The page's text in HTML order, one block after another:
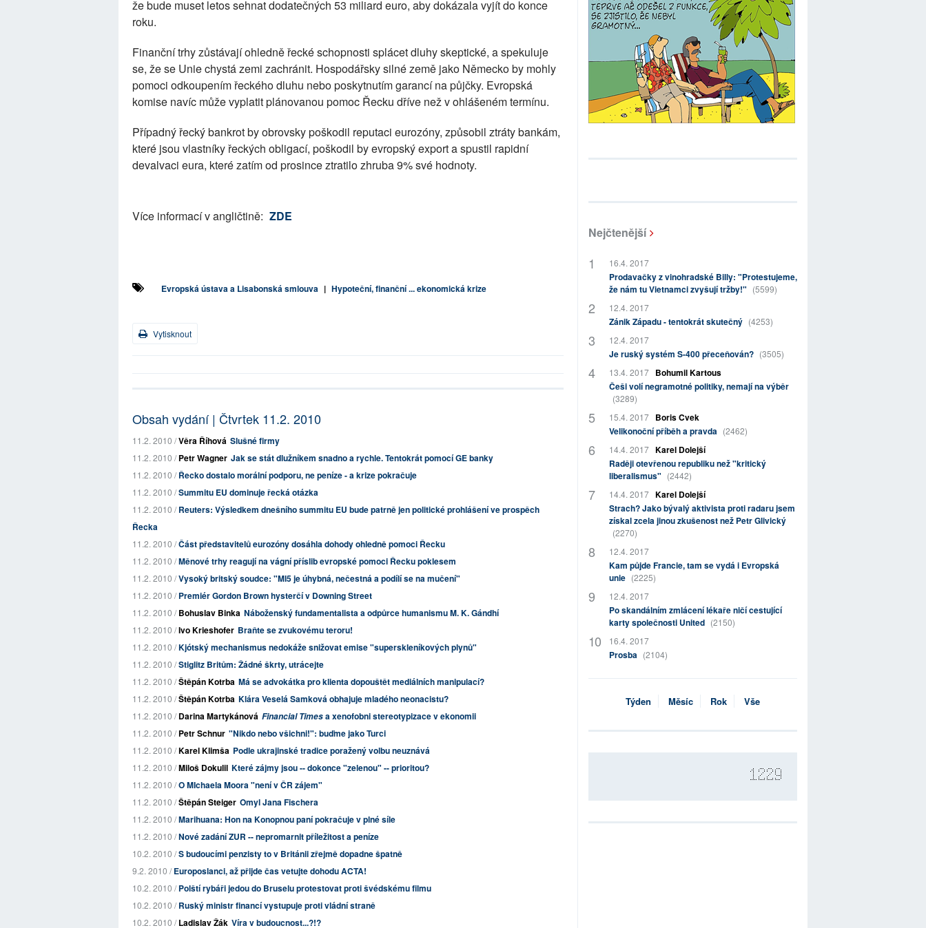
že bude muset letos sehnat dodatečných 53 miliard euro, aby dokázala vyjít do konce
roku.
Finanční trhy zůstávají ohledně řecké schopnosti splácet dluhy skeptické, a spekuluje
se, že se Unie chystá zemi zachránit. Hospodářsky silné země jako Německo by mohly
pomoci odkoupením řeckého dluhu nebo poskytnutím garancí na půjčky. Evropská
komise navíc může vyplatit plánovanou pomoc Řecku dříve než v ohlášeném termínu.
Případný řecký bankrot by obrovsky poškodil reputaci eurozóny, způsobil ztráty bankám,
které jsou vlastníky řeckých obligací, poškodil by evropský export a spustil rapidní
devalvaci eura, které zatím od prosince ztratilo zhruba 9% své hodnoty.
Více informací v angličtině: ZDE
Evropská ústava a Lisabonská smlouva | Hypoteční, finanční ... ekonomická krize
Vytisknout
Obsah vydání | Čtvrtek 11.2. 2010
11.2. 2010 /Věra Říhová Slušné firmy
11.2. 2010 /Petr Wagner Jak se stát dlužníkem snadno a rychle. Tentokrát pomocí GE banky
11.2. 2010 /Řecko dostalo morální podporu, ne peníze - a krize pokračuje
11.2. 2010 /Summitu EU dominuje řecká otázka
11.2. 2010 /Reuters: Výsledkem dnešního summitu EU bude patrně jen politické prohlášení ve prospěch
Řecka
11.2. 2010 /Část představitelů eurozóny dosáhla dohody ohledně pomoci Řecku
11.2. 2010 /Měnové trhy reagují na vágní příslib evropské pomoci Řecku poklesem
11.2. 2010 /Vysoký britský soudce: "MI5 je úhybná, nečestná a podílí se na mučení"
11.2. 2010 /Premiér Gordon Brown hysterčí v Downing Street
11.2. 2010 /Bohuslav Binka Náboženský fundamentalista a odpůrce humanismu M. K. Gándhí
11.2. 2010 /Ivo Krieshofer Braňte se zvukovému teroru!
11.2. 2010 /Kjótský mechanismus nedokáže snižovat emise "superskleníkových plynů"
11.2. 2010 /Stiglitz Britům: Žádné škrty, utrácejte
11.2. 2010 /Štěpán Kotrba Má se advokátka pro klienta dopouštět mediálních manipulací?
11.2. 2010 /Štěpán Kotrba Klára Veselá Samková obhajuje mladého neonacistu?
11.2. 2010 /Darina Martykánová Financial Timesa xenofobni stereotypizace v ekonomii
11.2. 2010 /Petr Schnur "Nikdo nebo všichni!": buďme jako Turci
11.2. 2010 /Karel Klimša Podle ukrajinské tradice poražený volbu neuznává
11.2. 2010 /Miloš Dokulil Které zájmy jsou -- dokonce "zelenou" -- prioritou?
11.2. 2010 /O MIchaela Moora "není v ČR zájem"
11.2. 2010 /Štěpán Steiger Omyl Jana Fischera
11.2. 2010 /Marihuana: Hon na Konopnou paní pokračuje v plné síle
11.2. 2010 /Nové zadání ZUR -- nepromarnit příležitost a peníze
10.2. 2010 /S budoucími penzisty to v Británii zřejmě dopadne špatně
9.2. 2010 /Europoslanci, až přijde čas vetujte dohodu ACTA!
10.2. 2010 /Polští rybáři jedou do Bruselu protestovat proti švédskému filmu
10.2. 2010 /Ruský ministr financí vystupuje proti vládní straně
10.2. 2010 /Ladislav Žák Víra v budoucnost...?!?
Nejčtenější
16.4. 2017
Prodavačky z vinohradské Billy: "Protestujeme,
že nám tu Vietnamci zvyšují tržby!" (5599)
12.4. 2017
Zánik Západu - tentokrát skutečný (4253)
12.4. 2017
Je ruský systém S-400 přeceňován? (3505)
13.4. 2017
Bohumil Kartous
Češi volí negramotné politiky, nemají na výběr
(3289)
15.4. 2017
Boris Cvek
Velikonoční příběh a pravda (2462)
14.4. 2017 Karel Dolejší
Raději otevřenou republiku než "kritický
liberalismus" (2442)
14.4. 2017 Karel Dolejší
Strach? Jako bývalý aktivista proti radaru jsem
získal zcela jinou zkušenost než Petr Glivický
(2270)
12.4. 2017
Kam půjde Francie, tam se vydá i Evropská
unie (2225)
12.4. 2017
Po skandálním zmlácení lékaře ničí cestující
karty společnosti United (2150)
16.4. 2017
Prosba (2104)
Týden Měsíc Rok Vše
1229